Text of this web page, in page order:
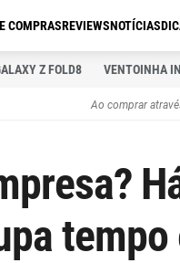
COMPRASREVIEWSNOTÍCIAS
Z FOLD8 VENTOINHA
Ao comprar
tempo